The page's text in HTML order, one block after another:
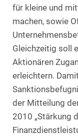
für kleine und
machen, sowie
Gleichzeitig soll
Aktionären
erleichtern.
der Mitteilung
2010 „Stärkung